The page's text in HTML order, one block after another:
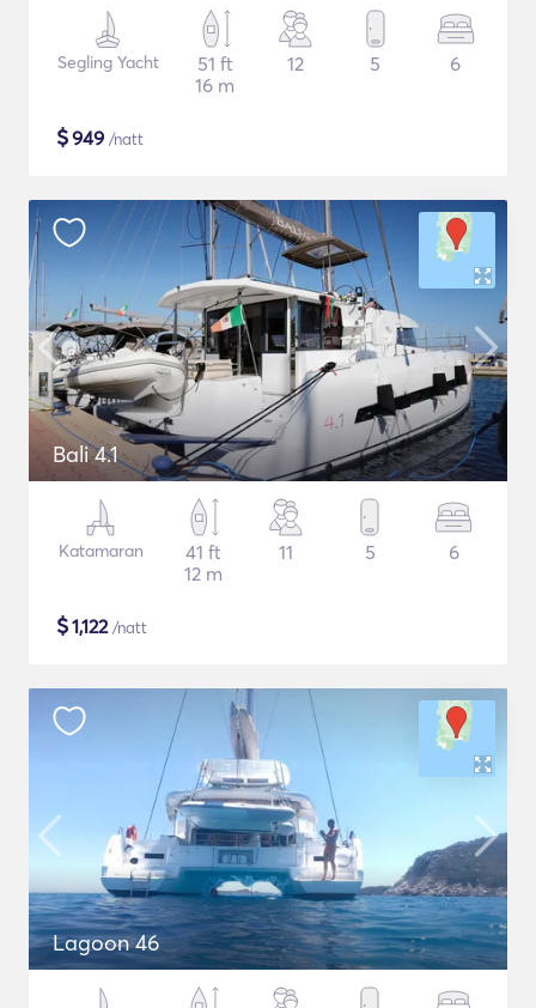
Segling Yacht
51 ft
16 m
12 5 6
$949 /natt
Bali 4.1
Katamaran
41 ft
12 m
11 5 6
$1,122/natt
Lagoon 46